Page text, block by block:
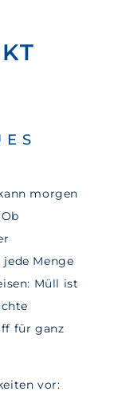
morgen
jede Menge
Müll ist
für ganz
vor: